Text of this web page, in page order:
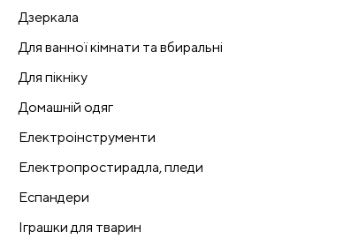
Дзеркала
Для ванної кімнати та вбиральні
Для пікніку
Домашній одяг
Електроінструменти
Електропростирадла, пледи
Еспандери
Іграшки для тварин